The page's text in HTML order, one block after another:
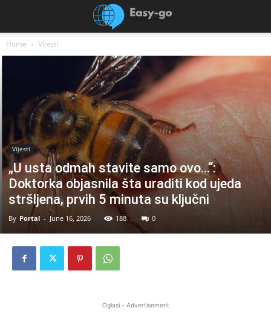
Home Vijesti
Vijesti
„U usta odmah stavite samo ovo…“:
Doktorka objasnila šta uraditi kod ujeda
stršljena, prvih 5 minuta su ključni
By Portal - June 16, 2026 188 0
Oglasi - Advertisement